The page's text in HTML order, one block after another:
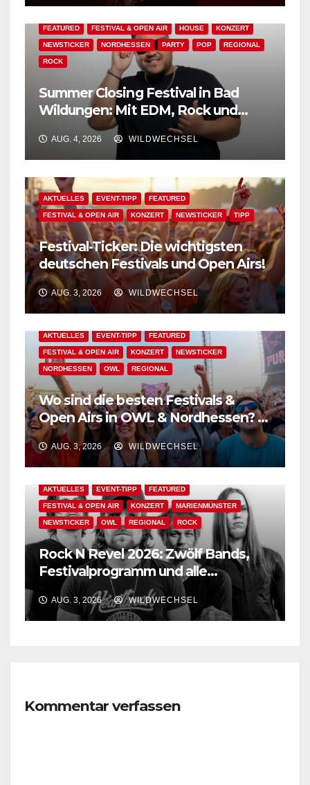
FEATURED FESTIVAL & OPEN AIR HOUSE KONZERT
NEWSTICKER NORDHESSEN PARTY POP REGIONAL
ROCK
Summer Closing Festival in Bad
Wildungen: Mit EDM, Rock und
Festivalflair klingt der Sommer aus!
AUG. 4, 2026 WILDWECHSEL
AKTUELLES EVENT-TIPP FEATURED
FESTIVAL & OPEN AIR KONZERT NEWSTICKER TIPP
Festival-Ticker: Die wichtigsten
deutschen Festivals und Open Airs!
AUG. 3, 2026 WILDWECHSEL
AKTUELLES EVENT-TIPP FEATURED
FESTIVAL & OPEN AIR KONZERT NEWSTICKER
NORDHESSEN OWL REGIONAL
Wo sind die besten Festivals &
Open Airs in OWL & Nordhessen? –
Der Ww-Festival-Planer!
AUG. 3, 2026 WILDWECHSEL
AKTUELLES EVENT-TIPP FEATURED
FESTIVAL & OPEN AIR KONZERT MARIENMÜNSTER
NEWSTICKER OWL REGIONAL ROCK
Rock N Revel 2026: Zwölf Bands,
Festivalprogramm und alle
wichtigen Informationen!
AUG. 3, 2026 WILDWECHSEL
Kommentar verfassen